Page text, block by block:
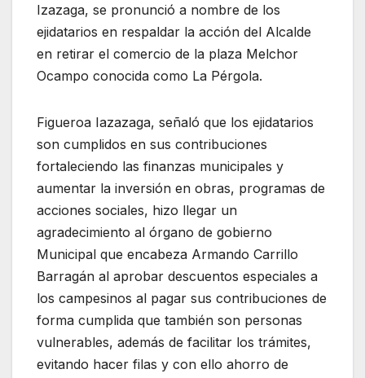
Izazaga, se pronunció a nombre de los
ejidatarios en respaldar la acción del Alcalde
en retirar el comercio de la plaza Melchor
Ocampo conocida como La Pérgola.
Figueroa Iazazaga, señaló que los ejidatarios
son cumplidos en sus contribuciones
fortaleciendo las finanzas municipales y
aumentar la inversión en obras, programas de
acciones sociales, hizo llegar un
agradecimiento al órgano de gobierno
Municipal que encabeza Armando Carrillo
Barragán al aprobar descuentos especiales a
los campesinos al pagar sus contribuciones de
forma cumplida que también son personas
vulnerables, además de facilitar los trámites,
evitando hacer filas y con ello ahorro de